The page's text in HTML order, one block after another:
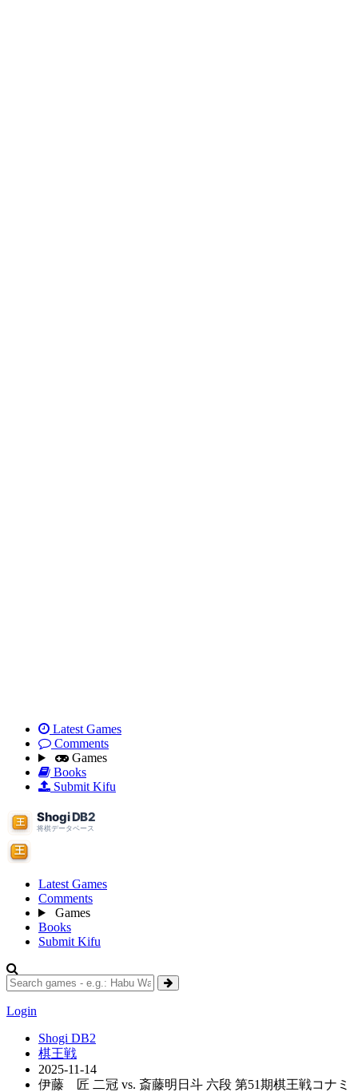
Latest Games
Comments
Games
Books
Submit Kifu
Latest Games
Comments
Games
Books
Submit Kifu
Login
Shogi DB2
棋王戦
2025-11-14
伊藤 匠 二冠 vs. 斎藤明日斗 六段 第51期棋王戦コナミ